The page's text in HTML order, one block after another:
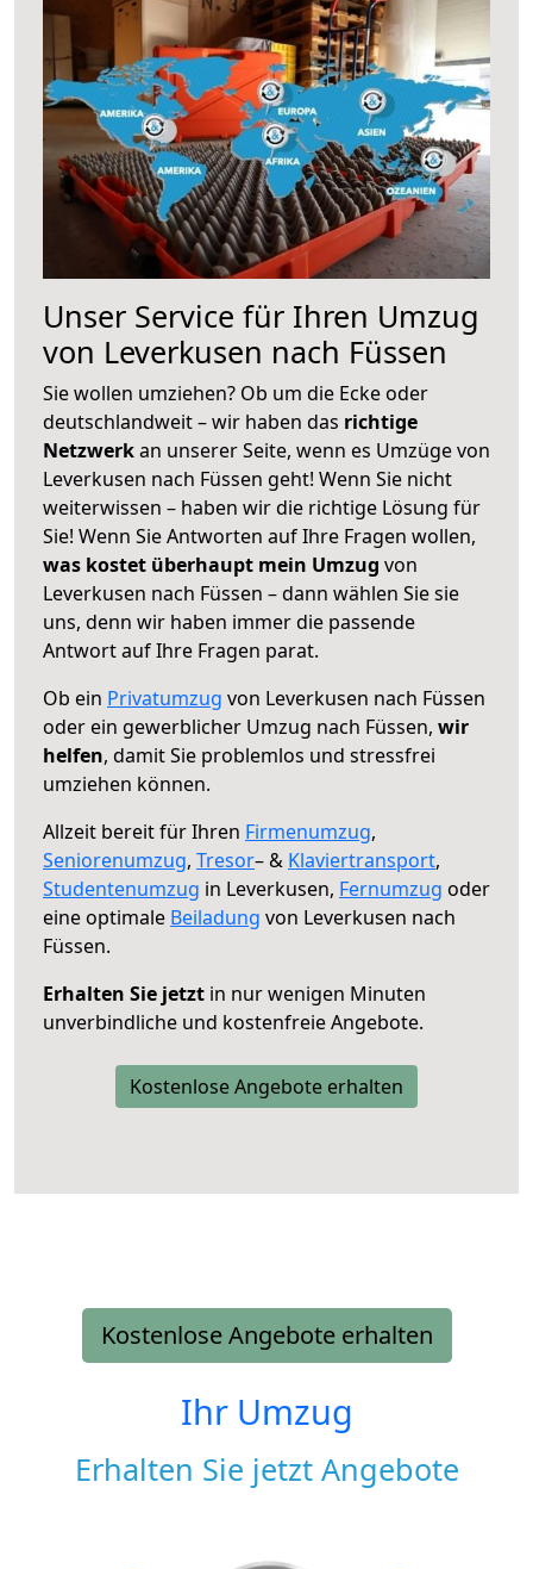
Unser Service für Ihren Umzug
von Leverkusen nach Füssen
Sie wollen umziehen? Ob um die Ecke oder
deutschlandweit – wir haben das richtige
Netzwerkan unserer Seite, wenn es Umzüge von
Leverkusen nach Füssen geht! Wenn Sie nicht
weiterwissen – haben wir die richtige Lösung für
Sie! Wenn Sie Antworten auf Ihre Fragen wollen,
was kostet überhaupt mein Umzug von
Leverkusen nach Füssen – dann wählen Sie sie
uns, denn wir haben immer die passende
Antwort auf Ihre Fragen parat.
Ob ein Privatumzug von Leverkusen nach Füssen
oder ein gewerblicher Umzug nach Füssen, wir
helfen, damit Sie problemlos und stressfrei
umziehen können.
Allzeit bereit für Ihren Firmenumzug,
Seniorenumzug, Tresor– & Klaviertransport,
Studentenumzug in Leverkusen, Fernumzug oder
eine optimale Beiladung von Leverkusen nach
Füssen.
Erhalten Sie jetzt in nur wenigen Minuten
unverbindliche und kostenfreie Angebote.
Kostenlose Angebote erhalten
Kostenlose Angebote erhalten
Ihr Umzug
Erhalten Sie jetzt Angebote